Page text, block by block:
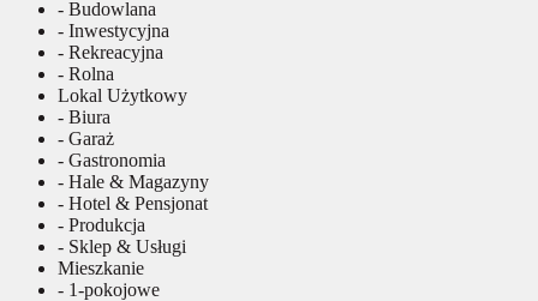
- Budowlana
- Inwestycyjna
- Rekreacyjna
- Rolna
Lokal Użytkowy
- Biura
- Garaż
- Gastronomia
- Hale & Magazyny
- Hotel & Pensjonat
- Produkcja
- Sklep & Usługi
Mieszkanie
- 1-pokojowe